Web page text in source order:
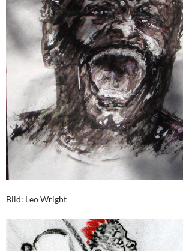
Bild: Leo Wright